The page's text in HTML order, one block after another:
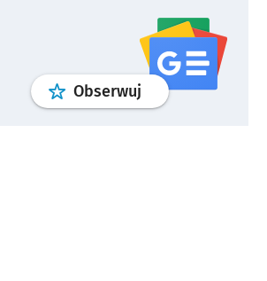
Obserwuj profilgoogle news